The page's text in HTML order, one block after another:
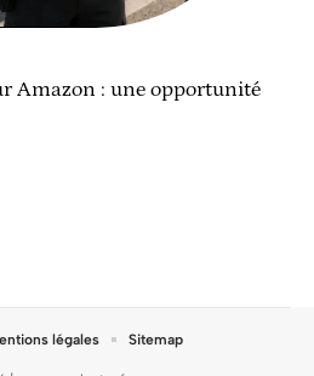
Amazon : une opportunité
légales Sitemap